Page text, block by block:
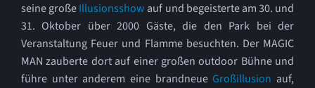
Sonstiges
Kontakt
seine großeIllusionsshow auf und begeisterte am 30. und
31. Oktober über 2000 Gäste, die den Park bei der
Veranstaltung Feuer und Flamme besuchten. Der MAGIC
MAN zauberte dort auf einer großen outdoor Bühne und
führe unter anderem eine brandneue Großillusion auf,